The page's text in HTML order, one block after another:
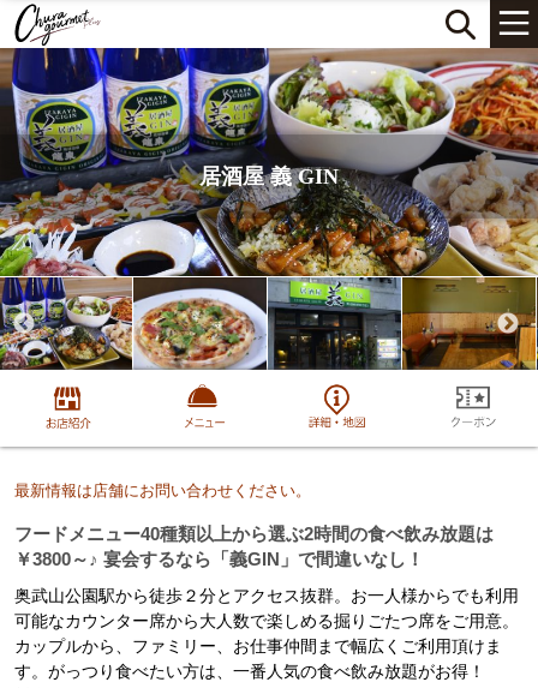
居酒屋 義 GIN
最新情報は店舗にお問い合わせください。
フードメニュー40種類以上から選ぶ2時間の食べ飲み放題は
￥3800～♪ 宴会するなら「義GIN」で間違いなし！
奥武山公園駅から徒歩２分とアクセス抜群。お一人様からでも利用
可能なカウンター席から大人数で楽しめる掘りごたつ席をご用意。
カップルから、ファミリー、お仕事仲間まで幅広くご利用頂けま
す。がっつり食べたい方は、一番人気の食べ飲み放題がお得！